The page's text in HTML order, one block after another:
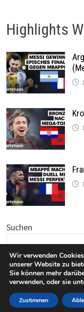
Highlights
Suchen
Datenschutz
Wir verwenden
unserer Website zu
Sie können mehr
verwenden, oder sie
Zustimmen